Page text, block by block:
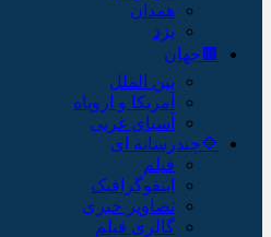
همدان
یزد
🟫جهان
بین الملل
آمریکا و اروپاه
آسیای غربی
🔷چندرسانه ای
فیلم
اینفوگرافیک
تصاویر خبری
گالری فیلم